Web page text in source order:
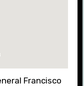
Francisco